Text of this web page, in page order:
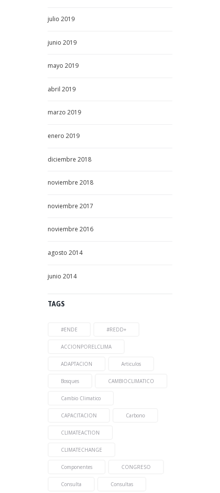
julio 2019
junio 2019
mayo 2019
abril 2019
marzo 2019
enero 2019
diciembre 2018
noviembre 2018
noviembre 2017
noviembre 2016
agosto 2014
junio 2014
TAGS
#ENDE #REDD+
ACCIONPORELCLIMA
ADAPTACION Articulos
Bosques CAMBIOCLIMATICO
Cambio Climatico
CAPACITACION Carbono
CLIMATEACTION
CLIMATECHANGE
Componentes CONGRESO
Consulta Consultas